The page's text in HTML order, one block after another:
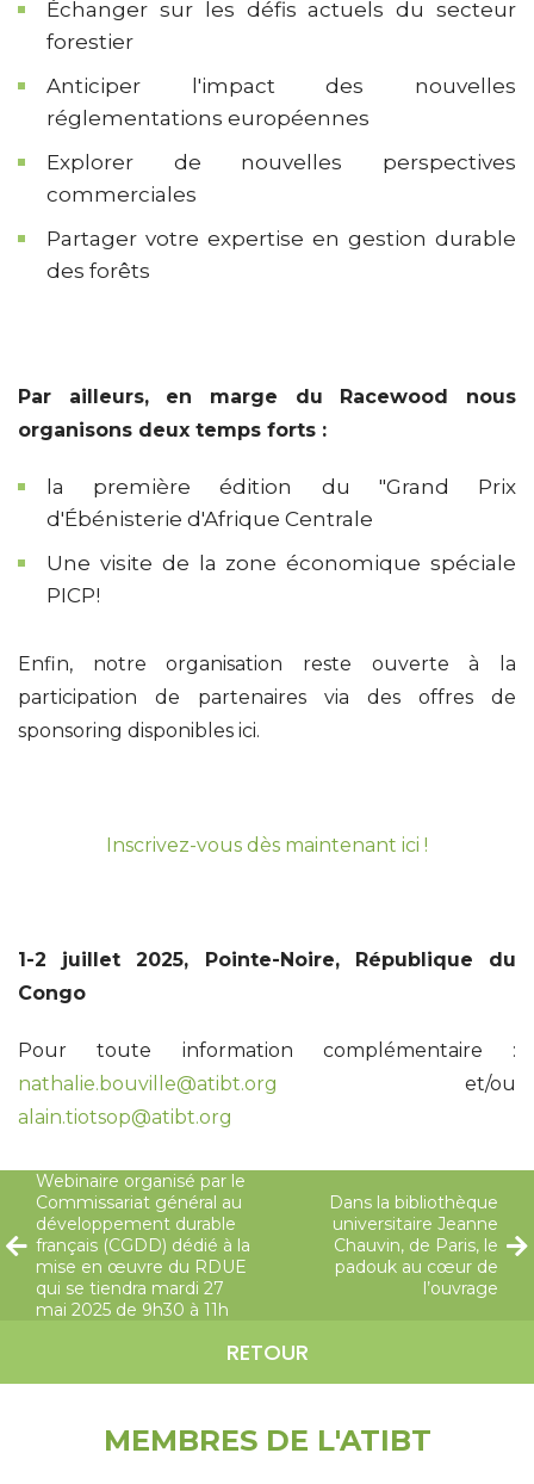
Échanger sur les défis actuels du secteur
forestier
Anticiper l'impact des nouvelles
réglementations européennes
Explorer de nouvelles perspectives
commerciales
Partager votre expertise en gestion durable
des forêts
Par ailleurs, en marge du Racewood nous
organisons deux temps forts :
la première édition du "Grand Prix
d'Ébénisterie d'Afrique Centrale
Une visite de la zone économique spéciale
PICP!
Enfin, notre organisation reste ouverte à la
participation de partenaires via des offres de
sponsoring disponibles ici.
Inscrivez-vous dès maintenant ici !
1-2 juillet 2025, Pointe-Noire, République du
Congo
Pour toute information complémentaire :
nathalie.bouville@atibt.org
et/ou
alain.tiotsop@atibt.org
Webinaire organisé par le
Commissariat général au
développement durable
français (CGDD) dédié à la
mise en œuvre du RDUE
qui se tiendra mardi 27
mai 2025 de 9h30 à 11h
RETOUR
Dans la bibliothèque
universitaire Jeanne
Chauvin, de Paris, le
padouk au cœur de
l’ouvrage
MEMBRES DE L'ATIBT